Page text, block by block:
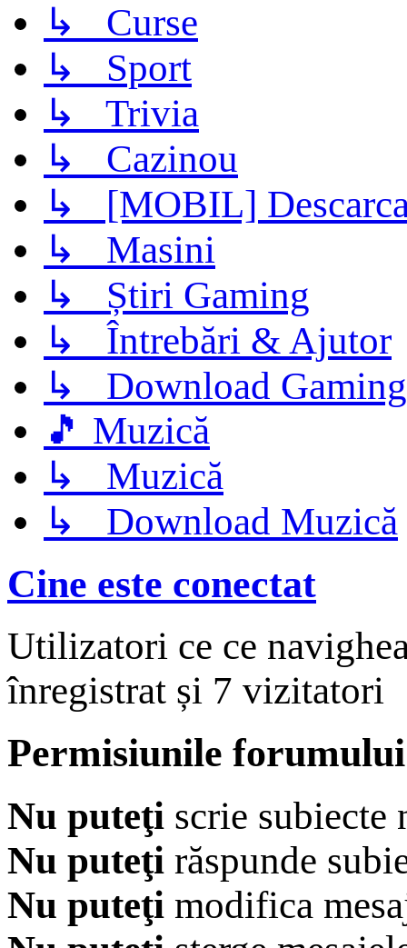
↳ Curse
↳ Sport
↳ Trivia
↳ Cazinou
↳ [MOBIL]
↳ Masini
↳ Știri Gaming
↳ Întrebări & Ajutor
↳ Download Gaming
🎵 Muzică
↳ Muzică
↳ Download Muzică
Cine este conectat
Utilizatori ce ce
înregistrat și 7 vizitatori
Permisiunile forumului
Nu puteţi scrie subiecte
Nu puteţi răspunde
Nu puteţi modifica